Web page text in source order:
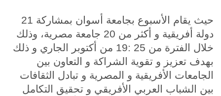
حيث يقام الأسبوع بجامعة أسوان بمشاركة 21
دولة أفريقية و أكثر من 20 جامعة مصرية، وذلك
خلال الفترة من 25 :19 من أكتوبر الجاري و ذلك
بهدف تعزيز و تقوية الشراكة و التعاون بين
الجامعات الأفريقية و المصرية و تبادل الثقافات
بين الشباب العربي الأفريقي و تحقيق التكامل